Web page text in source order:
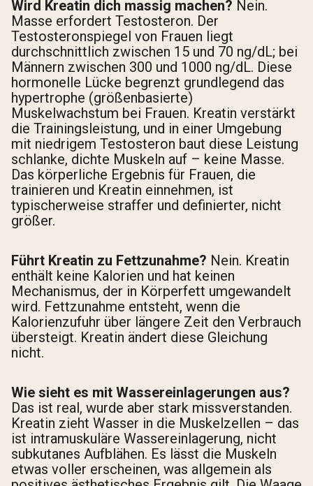
Wird Kreatin dich massig machen? Nein.
Masse erfordert Testosteron. Der
Testosteronspiegel von Frauen liegt
durchschnittlich zwischen 15 und 70 ng/dL; bei
Männern zwischen 300 und 1000 ng/dL. Diese
hormonelle Lücke begrenzt grundlegend das
hypertrophe (größenbasierte)
Muskelwachstum bei Frauen. Kreatin verstärkt
die Trainingsleistung, und in einer Umgebung
mit niedrigem Testosteron baut diese Leistung
schlanke, dichte Muskeln auf – keine Masse.
Das körperliche Ergebnis für Frauen, die
trainieren und Kreatin einnehmen, ist
typischerweise straffer und definierter, nicht
größer.
Führt Kreatin zu Fettzunahme? Nein. Kreatin
enthält keine Kalorien und hat keinen
Mechanismus, der in Körperfett umgewandelt
wird. Fettzunahme entsteht, wenn die
Kalorienzufuhr über längere Zeit den Verbrauch
übersteigt. Kreatin ändert diese Gleichung
nicht.
Wie sieht es mit Wassereinlagerungen aus?
Das ist real, wurde aber stark missverstanden.
Kreatin zieht Wasser in die Muskelzellen – das
ist intramuskuläre Wassereinlagerung, nicht
subkutanes Aufblähen. Es lässt die Muskeln
etwas voller erscheinen, was allgemein als